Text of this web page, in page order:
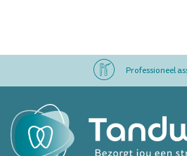
Professioneel
Op werkdagen voor 16.00